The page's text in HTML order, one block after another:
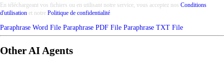
En téléchargeant vos fichiers ou en utilisant notre service, vous acceptez nos Conditions
d'utilisation et notre Politique de confidentialité
Paraphrase Word File Paraphrase PDF File Paraphrase TXT File
Other AI Agents